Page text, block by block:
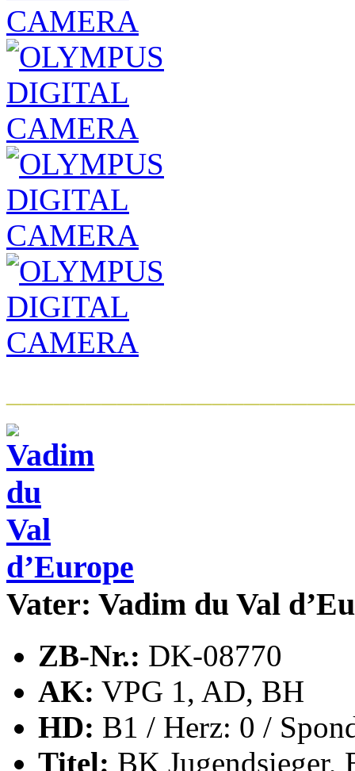
Vater: Vadim du Val
ZB-Nr.: DK-08770
AK: VPG 1, AD, BH
HD: B1 / Herz: 0 /
Titel: BK Jugendsieger,